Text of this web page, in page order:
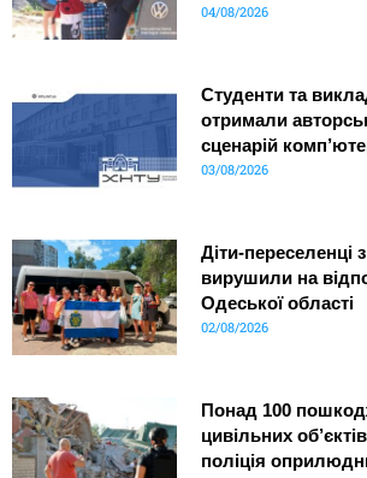
04/08/2026
Студенти та
отримали
сценарій
03/08/2026
Діти-переселенці
вирушили на
Одеської області
02/08/2026
Понад 100
цивільних
поліція